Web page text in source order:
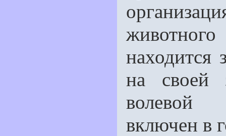
находится
на своей
волевой
включен в